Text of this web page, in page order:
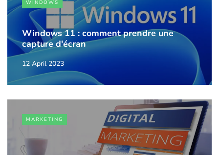
WINDOWS
Windows 11 : comment prendre une
capture d'écran
12 April 2023
MARKETING